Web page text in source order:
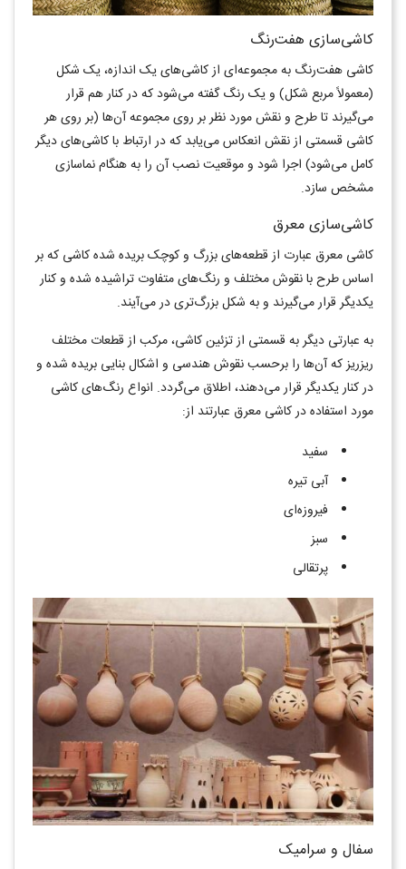
کاشی‌سازی هفت‌رنگ
کاشی هفت‌رنگ به مجموعه‌ای از کاشی‌های یک اندازه، یک شکل
(معمولاً مربع شکل) و یک رنگ گفته می‌شود که در کنار هم قرار
می‌گیرند تا طرح و نقش مورد نظر بر روی مجموعه ‌‌آن‌ها (بر روی هر
کاشی قسمتی از نقش انعکاس می‌یابد که در ارتباط با کاشی‌های دیگر
کامل می‌شود) اجرا شود و موقعیت نصب آن را به هنگام نماسازی
مشخص سازد.
کاشی‌سازی معرق
کاشی معرق عبارت از قطعه‌های بزرگ و کوچک بریده شده کاشی که بر
اساس طرح با نقوش مختلف و رنگ‌های متفاوت تراشیده شده و کنار
یکدیگر قرار می‌گیرند و به شکل بزرگ‌تری در می‌آیند.
به عبارتی دیگر به قسمتی از تزئین کاشی، مرکب از قطعات مختلف
ریزریز که ‌‌آن‌ها را برحسب نقوش هندسی و اشکال بنایی بریده شده و
در کنار یکدیگر قرار می‌دهند، اطلاق می‌گردد. انواع رنگ‌‌های کاشی
مورد استفاده در کاشی معرق عبارتند از:
سفید
آبی تیره
فیروزه‌ای
سبز
پرتقالی
سفال و سرامیک